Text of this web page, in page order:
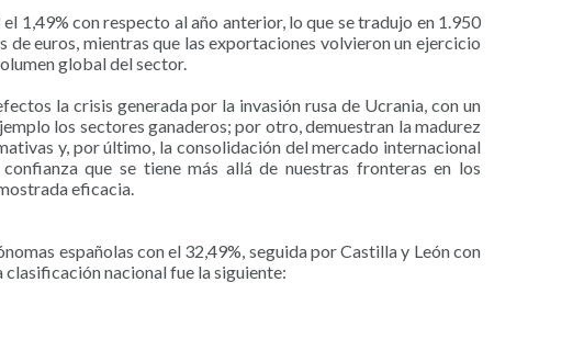
1,49% con respecto al año anterior, lo que se tradujo en 1.950
euros, mientras que las exportaciones volvieron un ejercicio
global del sector.
la crisis generada por la invasión rusa de Ucrania, con un
los sectores ganaderos; por otro, demuestran la madurez
y, por último, la consolidación del mercado internacional
que se tiene más allá de nuestras fronteras en los
eficacia.
españolas con el 32,49%, seguida por Castilla y León con
clasificación nacional fue la siguiente: